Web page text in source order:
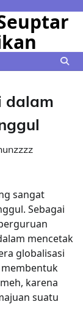
dalam
sangat
Sebagai
mencetak
globalisasi
karena
suatu